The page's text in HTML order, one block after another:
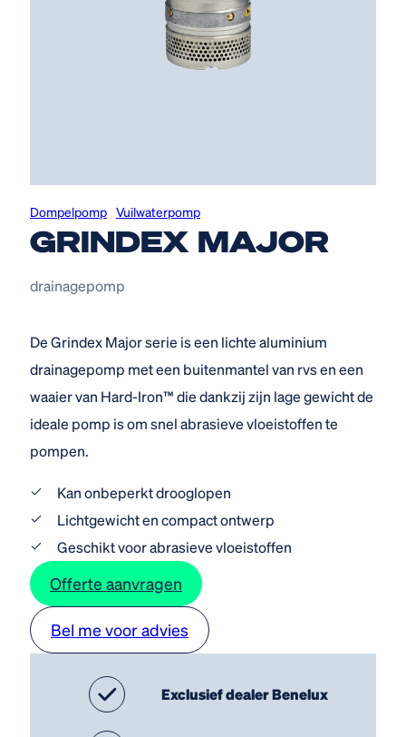
Dompelpomp Vuilwaterpomp
GRINDEX MAJOR
drainagepomp
De Grindex Major serie is een lichte aluminium
drainagepomp met een buitenmantel van rvs en een
waaier van Hard-Iron™ die dankzij zijn lage gewicht de
ideale pomp is om snel abrasieve vloeistoffen te
pompen.
Kan onbeperkt drooglopen
Lichtgewicht en compact ontwerp
Geschikt voor abrasieve vloeistoffen
Offerte aanvragen
Bel me voor advies
Exclusief dealer Benelux